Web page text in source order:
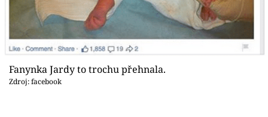
Videa
Fanynka Jardy to trochu přehnala.
Zdroj: facebook